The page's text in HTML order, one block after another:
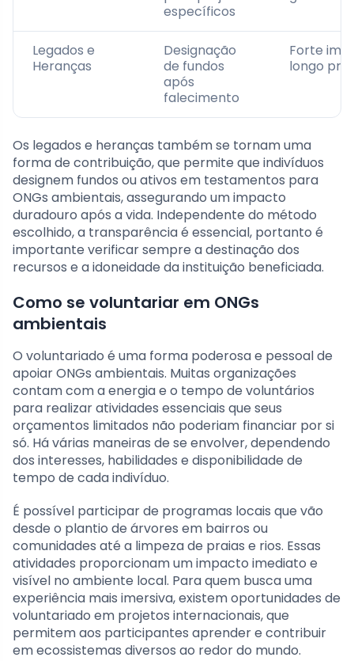
específicos
Legados e
Heranças
Designação
de fundos
após
falecimento
Forte
longo
Os legados e heranças também se tornam uma
forma de contribuição, que permite que indivíduos
designem fundos ou ativos em testamentos para
ONGs ambientais, assegurando um impacto
duradouro após a vida. Independente do método
escolhido, a transparência é essencial, portanto é
importante verificar sempre a destinação dos
recursos e a idoneidade da instituição beneficiada.
Como se voluntariar em ONGs
ambientais
O voluntariado é uma forma poderosa e pessoal de
apoiar ONGs ambientais. Muitas organizações
contam com a energia e o tempo de voluntários
para realizar atividades essenciais que seus
orçamentos limitados não poderiam financiar por si
só. Há várias maneiras de se envolver, dependendo
dos interesses, habilidades e disponibilidade de
tempo de cada indivíduo.
É possível participar de programas locais que vão
desde o plantio de árvores em bairros ou
comunidades até a limpeza de praias e rios. Essas
atividades proporcionam um impacto imediato e
visível no ambiente local. Para quem busca uma
experiência mais imersiva, existem oportunidades de
voluntariado em projetos internacionais, que
permitem aos participantes aprender e contribuir
em ecossistemas diversos ao redor do mundo.